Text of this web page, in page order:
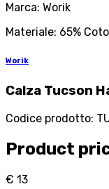
Marca: Worik
Materiale: 65%
Worik
Calza Tucson
Codice prodotto:
Product
€ 13